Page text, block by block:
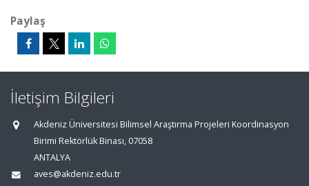
Paylaş
İletişim Bilgileri
Akdeniz Üniversitesi Bilimsel Araştırma Projeleri Koordinasyon
Birimi Rektörlük Binası, 07058
ANTALYA
aves@akdeniz.edu.tr